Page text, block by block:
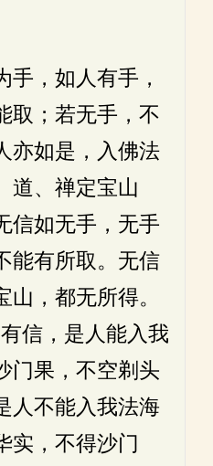
手，如人有手，
取；若无手，不
亦如是，入佛法
道、禅定宝山
信如无手，无手
能有所取。无信
，都无所得。
信，是人能入我
门果，不空剃头
人不能入我法海
实，不得沙门